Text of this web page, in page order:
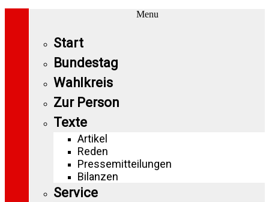
Menu
Start
Bundestag
Wahlkreis
Zur Person
Texte
Artikel
Reden
Pressemitteilungen
Bilanzen
Service